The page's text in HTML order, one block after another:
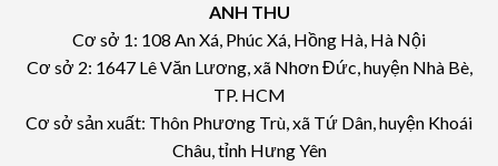
ANH THU
Cơ sở 1: 108 An Xá, Phúc Xá, Hồng Hà, Hà Nội
Cơ sở 2: 1647 Lê Văn Lương, xã Nhơn Đức, huyện Nhà Bè,
TP. HCM
Cơ sở sản xuất: Thôn Phương Trù, xã Tứ Dân, huyện Khoái
Châu, tỉnh Hưng Yên